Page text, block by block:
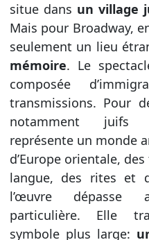
situe dans un village
Mais pour Broadway,
seulement un lieu
mémoire. Le
composée
transmissions. Pour
notamment juifs
représente un monde
d’Europe orientale,
langue, des rites et
l’œuvre dépasse
particulière. Elle
symbole plus large: